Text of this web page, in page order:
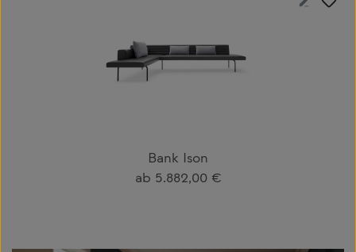
Bank Ison
Regulärer Preis:
ab 5.882,00 €